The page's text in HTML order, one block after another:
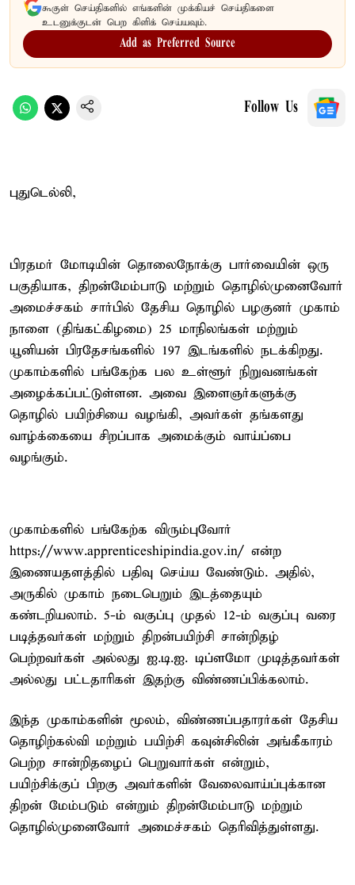
கூகுள் செய்திகளில் எங்களின் முக்கியச் செய்திகளை
உடனுக்குடன் பெற கிளிக் செய்யவும்.
Add as Preferred Source
Follow Us
புதுடெல்லி,
பிரதமர் மோடியின் தொலைநோக்கு பார்வையின் ஒரு
பகுதியாக, திறன்மேம்பாடு மற்றும் தொழில்முனைவோர்
அமைச்சகம் சார்பில் தேசிய தொழில் பழகுனர் முகாம்
நாளை (திங்கட்கிழமை) 25 மாநிலங்கள் மற்றும்
யூனியன் பிரதேசங்களில் 197 இடங்களில் நடக்கிறது.
முகாம்களில் பங்கேற்க பல உள்ளூர் நிறுவனங்கள்
அழைக்கப்பட்டுள்ளன. அவை இளைஞர்களுக்கு
தொழில் பயிற்சியை வழங்கி, அவர்கள் தங்களது
வாழ்க்கையை சிறப்பாக அமைக்கும் வாய்ப்பை
வழங்கும்.
முகாம்களில் பங்கேற்க விரும்புவோர்
https://www.apprenticeshipindia.gov.in/ என்ற
இணையதளத்தில் பதிவு செய்ய வேண்டும். அதில்,
அருகில் முகாம் நடைபெறும் இடத்தையும்
கண்டறியலாம். 5-ம் வகுப்பு முதல் 12-ம் வகுப்பு வரை
படித்தவர்கள் மற்றும் திறன்பயிற்சி சான்றிதழ்
பெற்றவர்கள் அல்லது ஐ.டி.ஐ. டிப்ளமோ முடித்தவர்கள்
அல்லது பட்டதாரிகள் இதற்கு விண்ணப்பிக்கலாம்.
இந்த முகாம்களின் மூலம், விண்ணப்பதாரர்கள் தேசிய
தொழிற்கல்வி மற்றும் பயிற்சி கவுன்சிலின் அங்கீகாரம்
பெற்ற சான்றிதழைப் பெறுவார்கள் என்றும்,
பயிற்சிக்குப் பிறகு அவர்களின் வேலைவாய்ப்புக்கான
திறன் மேம்படும் என்றும் திறன்மேம்பாடு மற்றும்
தொழில்முனைவோர் அமைச்சகம் தெரிவித்துள்ளது.